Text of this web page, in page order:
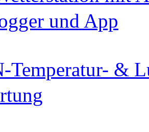
und App
Temperatur- &